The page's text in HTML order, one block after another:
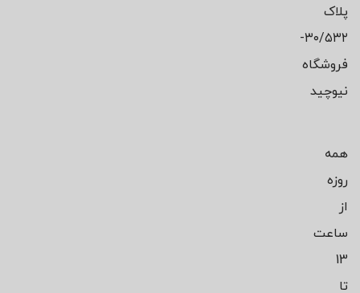
پلاک
۳۰/۵۳۲-
فروشگاه
نیوچید
همه
روزه
از
ساعت
13
تا